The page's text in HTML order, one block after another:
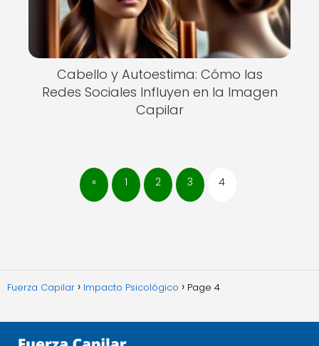
Cabello y Autoestima: Cómo las
Redes Sociales Influyen en la Imagen
Capilar
« 1 2 3 4
Fuerza Capilar Impacto Psicológico Page 4